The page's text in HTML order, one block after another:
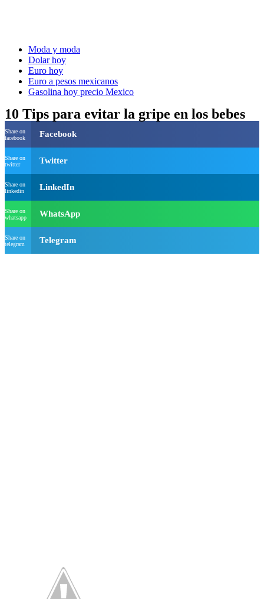
Moda y moda
Dolar hoy
Euro hoy
Euro a pesos mexicanos
Gasolina hoy precio Mexico
10 Tips para evitar la gripe en los bebes
Share on
facebook
Facebook
Share on
twitter
Twitter
Share on
linkedin
LinkedIn
Share on
whatsapp
WhatsApp
Share on
telegram
Telegram